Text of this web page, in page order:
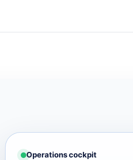
Operations cockpit